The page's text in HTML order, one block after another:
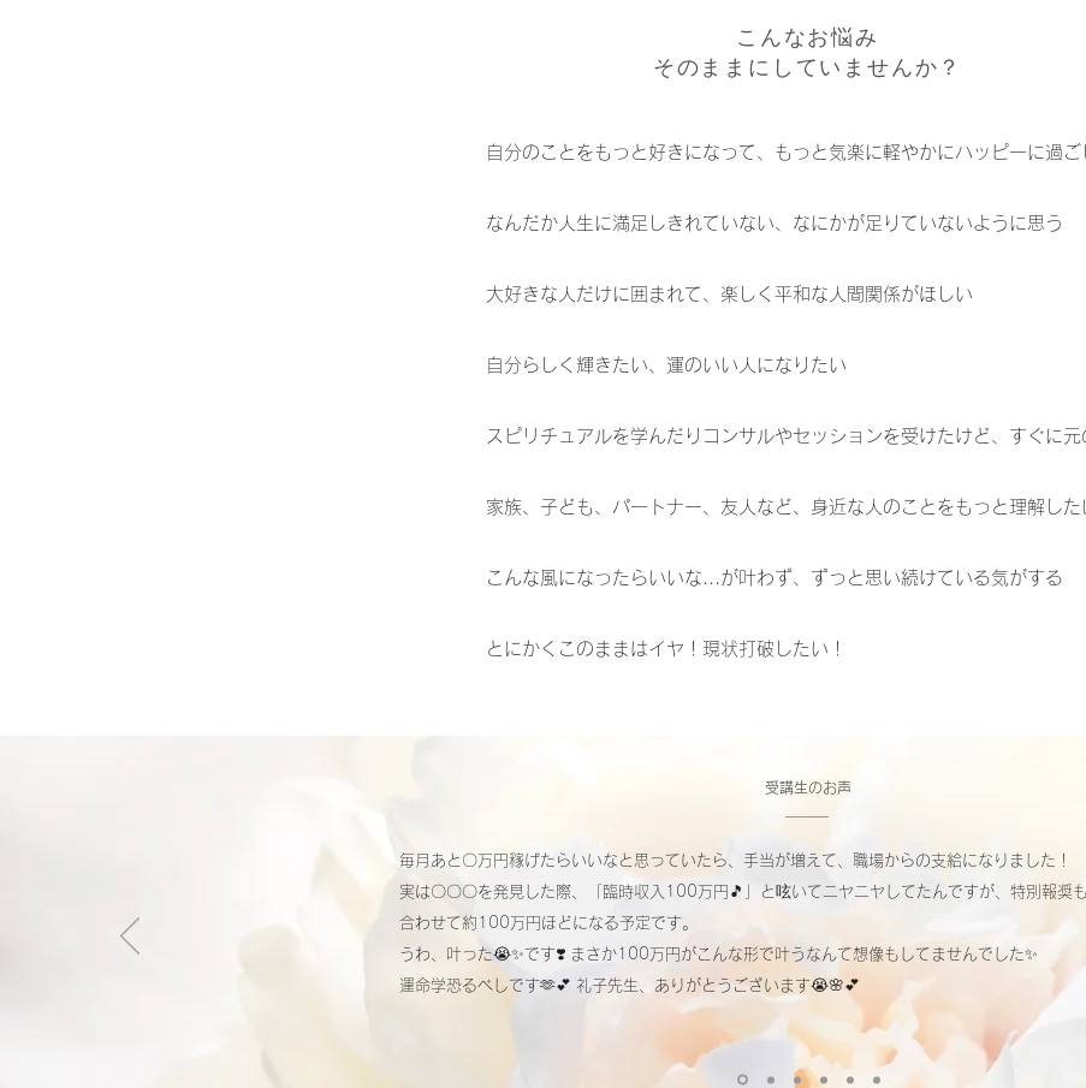
こんなお悩み
そのままにしていませんか？
自分のことをもっと好きになって、もっと気楽に軽やかにハッピーに過ご
​なんだか人生に満足しきれていない、なにかが足りていないように思う
大好きな人だけに囲まれて、楽しく平和な人間関係がほしい
自分らしく輝きたい、運のいい人になりたい
スピリチュアルを学んだりコンサルやセッションを受けたけど、すぐに
家族、子ども、パートナー、友人など、身近な人のことをもっと理解した
こんな風になったらいいな...が叶わず、ずっと思い続けている気がする
とにかくこのままはイヤ！現状打破したい！
​受講生のお声
毎月あと〇万円稼げたらいいなと思っていたら、手当が増えて、職場からの支給になりました！
実は〇〇〇を発見した際、「臨時収入100万円🎵」と呟いてニヤニヤしてたんですが、特別報奨
合わせて約100万円ほどになる予定です。
うわ、叶った😭✨です❣️ まさか100万円がこんな形で叶うなんて想像もしてませんでした✨
運命学恐るべしです🫶💕 礼子先生、ありがとうございます😭🌸💕